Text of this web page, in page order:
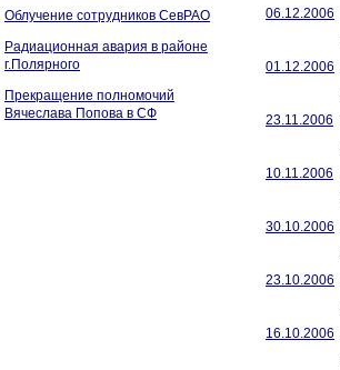
Облучение сотрудников СевРАО
Радиационная авария в районе
г.Полярного
Прекращение полномочий
Вячеслава Попова в СФ
06.12.2006
01.12.2006
23.11.2006
10.11.2006
30.10.2006
23.10.2006
16.10.2006